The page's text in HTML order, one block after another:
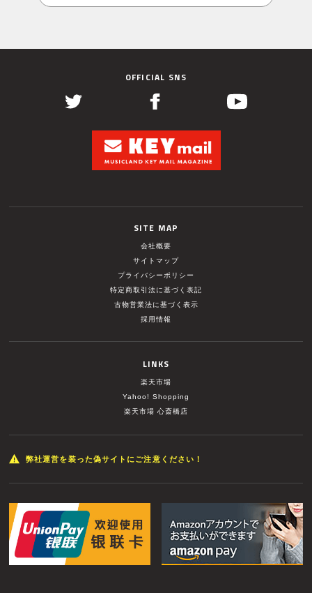
OFFICIAL SNS
SITE MAP
会社概要
サイトマップ
プライバシーポリシー
特定商取引法に基づく表記
古物営業法に基づく表示
採用情報
LINKS
楽天市場
Yahoo! Shopping
楽天市場 心斎橋店
弊社運営を装った偽サイトにご注意ください！